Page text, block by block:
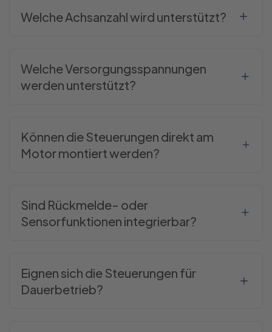
Welche Achsanzahl wird unterstützt?
Welche Versorgungsspannungen
werden unterstützt?
Können die Steuerungen direkt am
Motor montiert werden?
Sind Rückmelde- oder
Sensorfunktionen integrierbar?
Eignen sich die Steuerungen für
Dauerbetrieb?